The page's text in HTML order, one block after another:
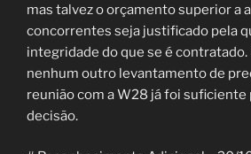
mas talvez o orçamento superior a
concorrentes seja justificado pela
integridade do que se é
nenhum outro levantamento de
reunião com a W28 já foi suficiente
decisão.